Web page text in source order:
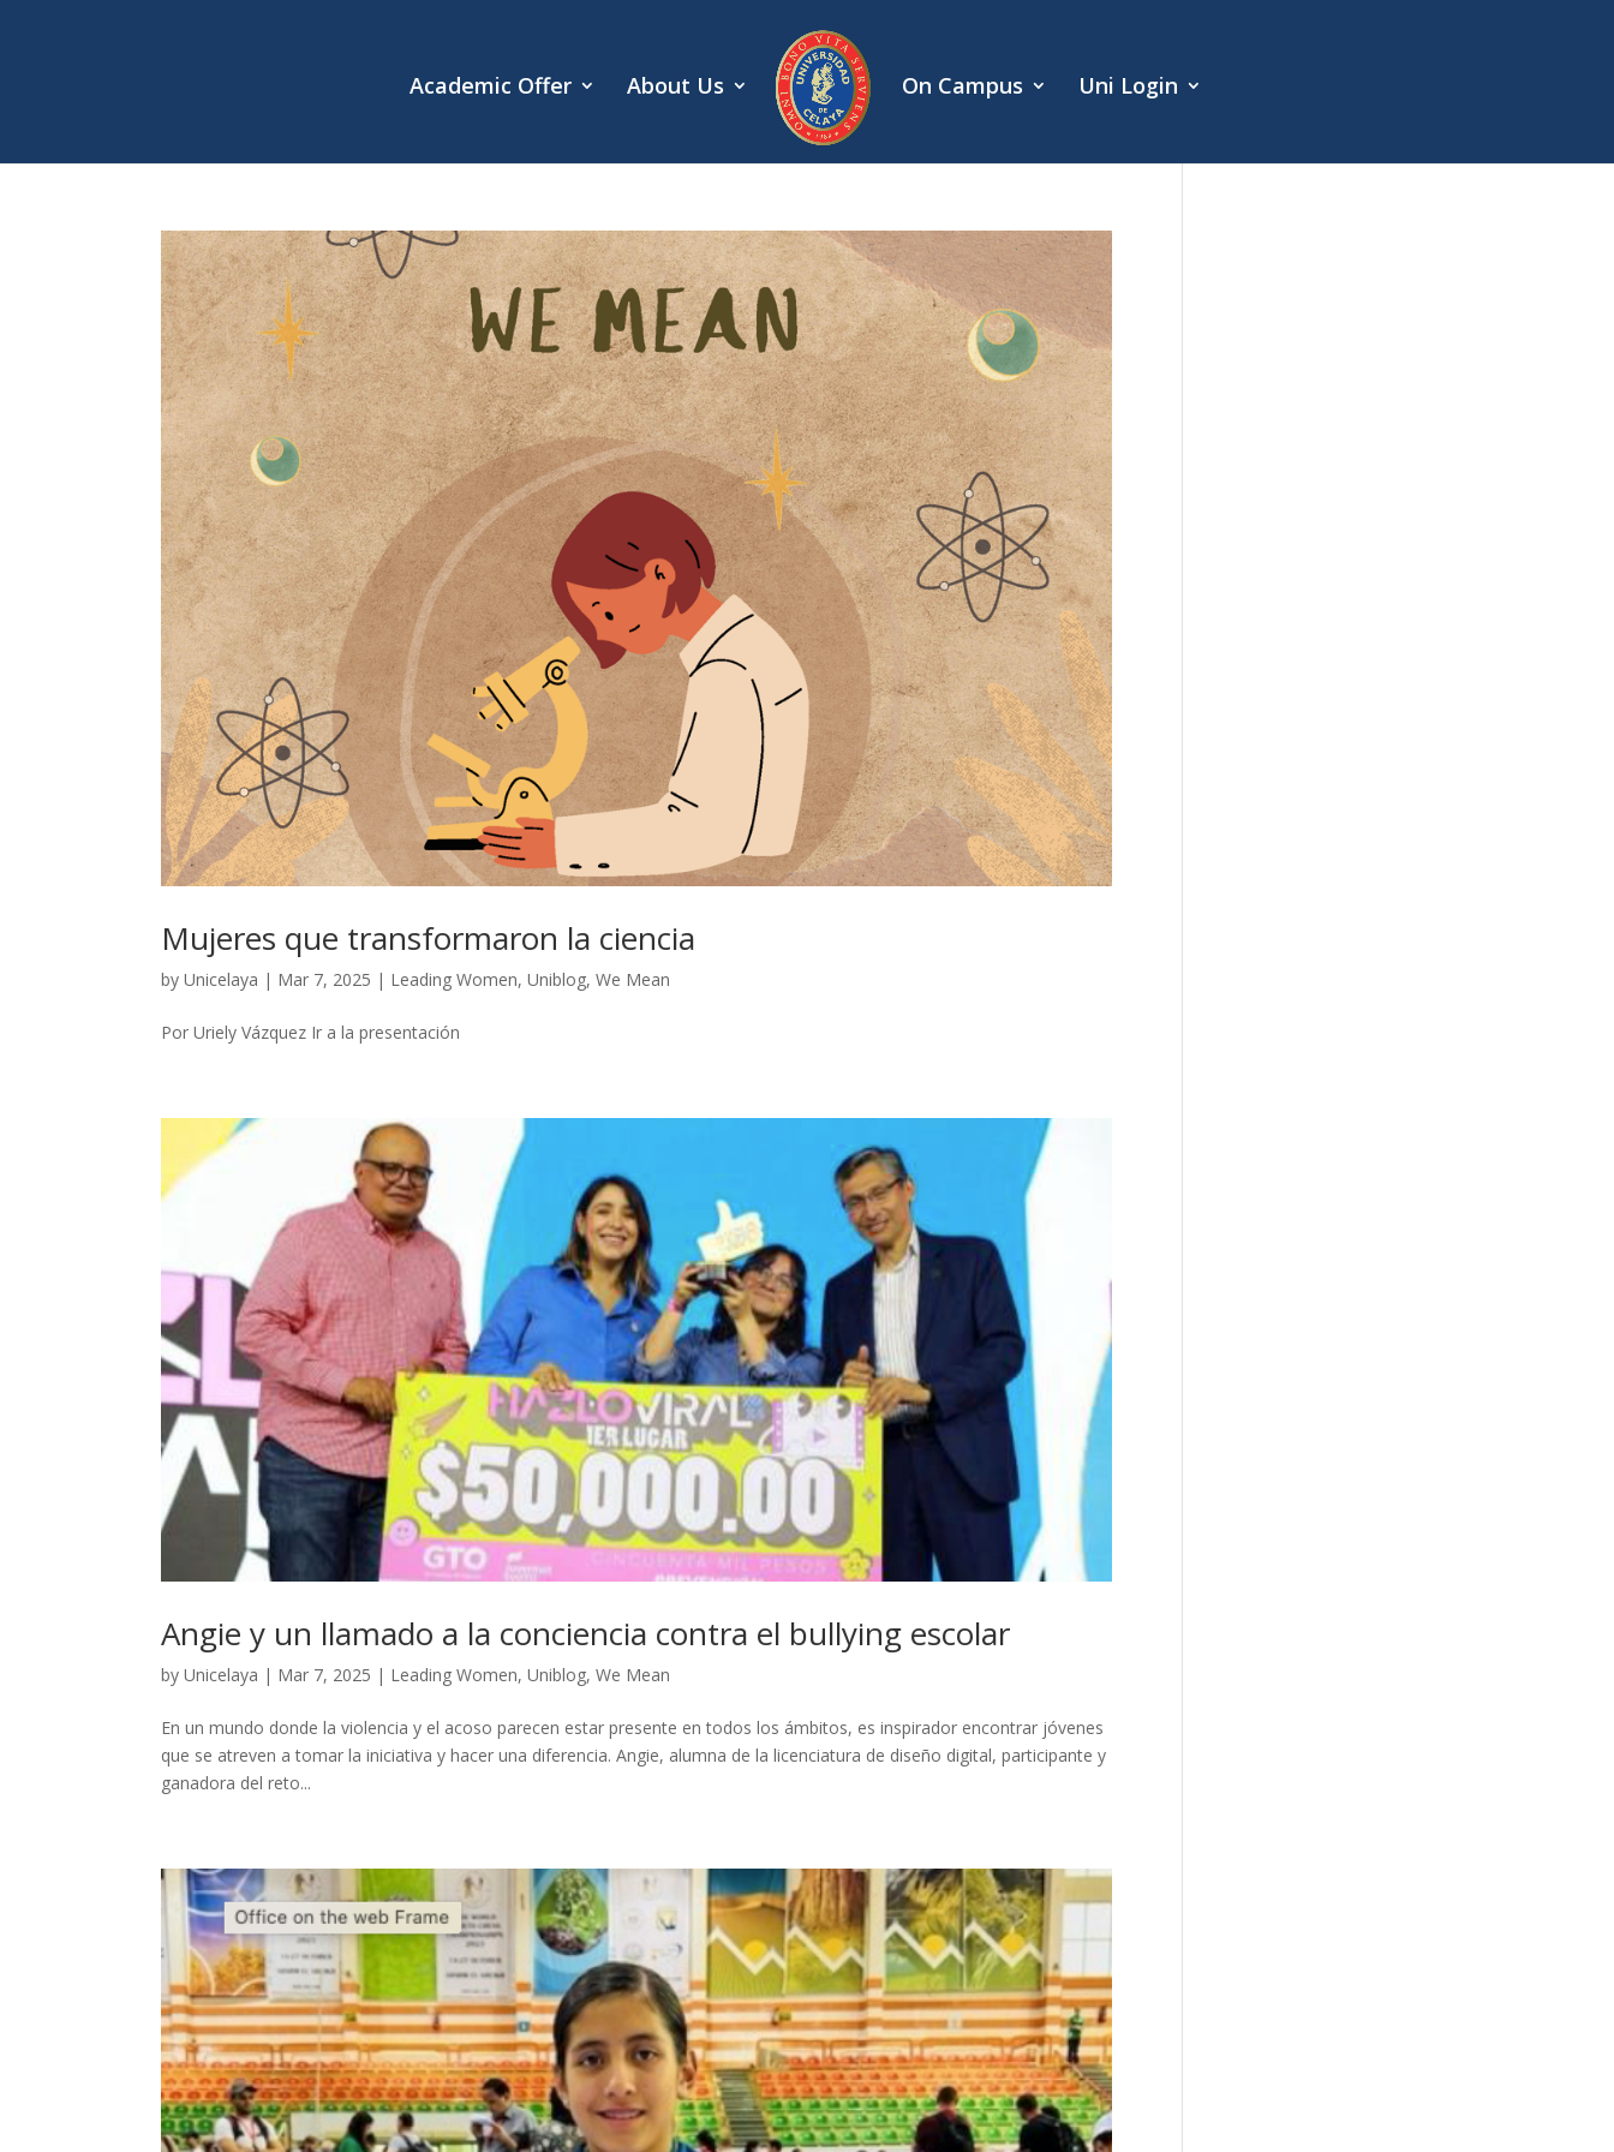
Academic Offer About Us On Campus Uni Login
Mujeres que transformaron la ciencia
byUnicelaya | Mar 7, 2025 | Leading Women,Uniblog,We Mean
Por Uriely Vázquez Ir a la presentación
Angie y un llamado a la conciencia contra el bullying escolar
byUnicelaya | Mar 7, 2025 | Leading Women,Uniblog,We Mean
En un mundo donde la violencia y el acoso parecen estar presente en todos los ámbitos, es inspirador encontrar jóvenes
que se atreven a tomar la iniciativa y hacer una diferencia. Angie, alumna de la licenciatura de diseño digital, participante y
ganadora del reto...